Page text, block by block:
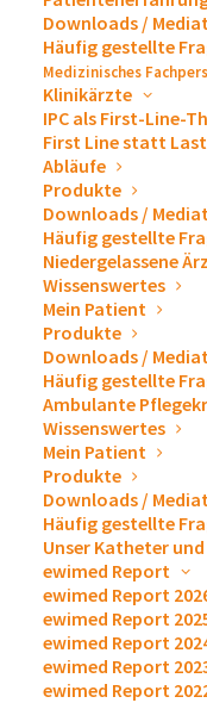
Downloads /
Häufig gestellte
Medizinisches
Klinikärzte
IPC als First-Line-
First Line statt
Abläufe
Produkte
Downloads /
Häufig gestellte
Niedergelassene
Wissenswertes
Mein Patient
Produkte
Downloads /
Häufig gestellte
Ambulante
Wissenswertes
Mein Patient
Produkte
Downloads /
Häufig gestellte
Unser Katheter
ewimed Report
ewimed Report
ewimed Report
ewimed Report
ewimed Report
ewimed Report
26. April 2023 / 18:00-
Wir würden uns
begrüßen zu dürfen.
Produkte zur
Ablassen von
Wir beantworten
das ewimed
persönliche
doch bitte einen
Zum Kalender